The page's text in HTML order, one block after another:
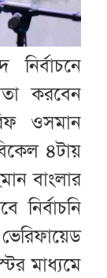
করবেন
ওসমান
৪টায়
বাংলার
নির্বাচনি
মাধ্যমে